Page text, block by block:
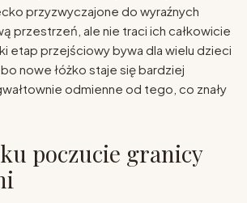
przyzwyczajone do wyraźnych
przestrzeń, ale nie traci ich całkowicie
etap przejściowy bywa dla wielu dzieci
nowe łóżko staje się bardziej
odmienne od tego, co znały
poczucie granicy